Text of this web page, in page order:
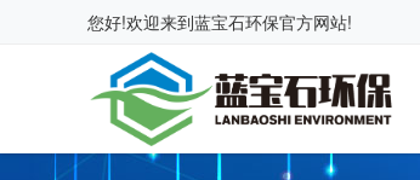
您好!欢迎来到蓝宝石环保官方网站!